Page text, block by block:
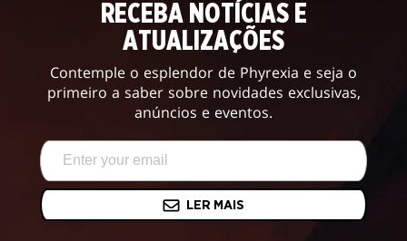
RECEBA NOTÍCIAS E
ATUALIZAÇÕES
Contemple o esplendor de Phyrexia e seja o
primeiro a saber sobre novidades exclusivas,
anúncios e eventos.
LER MAIS